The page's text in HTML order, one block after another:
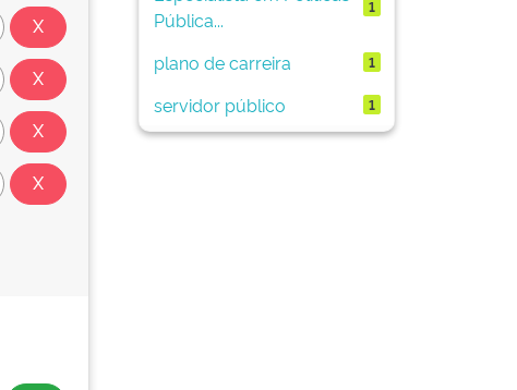
Pública...
1
plano de carreira 1
servidor público 1